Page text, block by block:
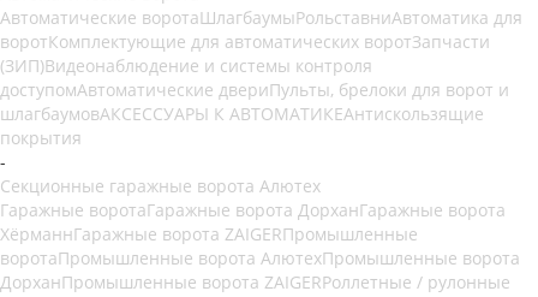
Автоматические воротаШлагбаумыРольставниАвтоматика для
воротКомплектующие для автоматических воротЗапчасти
(ЗИП)Видеонаблюдение и системы контроля
доступомАвтоматические двериПульты, брелоки для ворот и
шлагбаумовАКСЕССУАРЫ К АВТОМАТИКЕАнтискользящие
покрытия
-
Секционные гаражные ворота Алютех
Гаражные воротаГаражные ворота ДорханГаражные ворота
ХёрманнГаражные ворота ZAIGERПромышленные
воротаПромышленные ворота АлютехПромышленные ворота
ДорханПромышленные ворота ZAIGERРоллетные / рулонные